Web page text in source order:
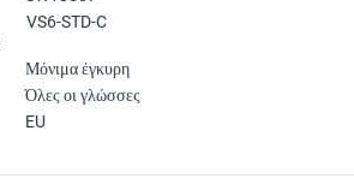
VS6-STD-C
Μόνιμα έγκυρη
Όλες οι γλώσσες
EU